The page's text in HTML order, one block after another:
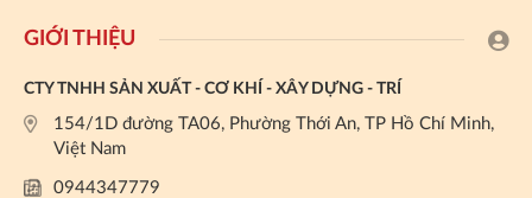
GIỚI THIỆU
CTY TNHH SẢN XUẤT - CƠ KHÍ - XÂY DỰNG - TRÍ
154/1D đường TA06, Phường Thới An, TP Hồ Chí Minh,
Việt Nam
0944347779